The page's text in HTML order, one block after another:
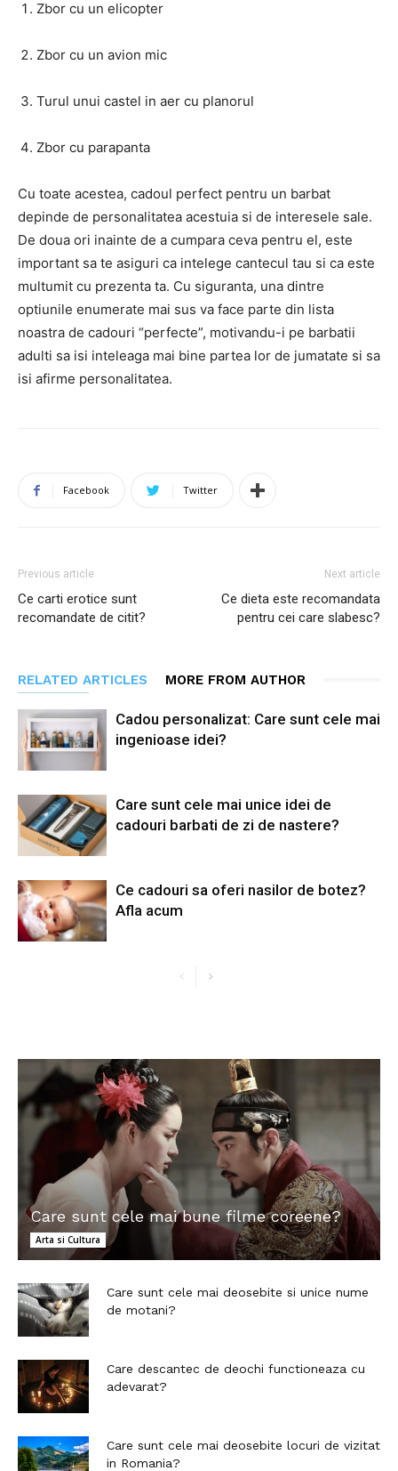
Zbor cu un elicopter
Zbor cu un avion mic
Turul unui castel in aer cu planorul
Zbor cu parapanta
Cu toate acestea, cadoul perfect pentru un barbat
depinde de personalitatea acestuia si de interesele sale.
De doua ori inainte de a cumpara ceva pentru el, este
important sa te asiguri ca intelege cantecul tau si ca este
multumit cu prezenta ta. Cu siguranta, una dintre
optiunile enumerate mai sus va face parte din lista
noastra de cadouri “perfecte”, motivandu-i pe barbatii
adulti sa isi inteleaga mai bine partea lor de jumatate si sa
isi afirme personalitatea.
Facebook Twitter
Previous article
Ce carti erotice sunt
recomandate de citit?
Next article
Ce dieta este recomandata
pentru cei care slabesc?
RELATED ARTICLES MORE FROM AUTHOR
Cadou personalizat: Care sunt cele mai
ingenioase idei?
Care sunt cele mai unice idei de
cadouri barbati de zi de nastere?
Ce cadouri sa oferi nasilor de botez?
Afla acum
Care sunt cele mai bune filme coreene?
Arta si Cultura
Care sunt cele mai deosebite si unice nume
de motani?
Care descantec de deochi functioneaza cu
adevarat?
Care sunt cele mai deosebite locuri de vizitat
in Romania?